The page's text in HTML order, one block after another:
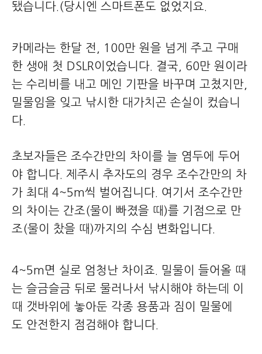
됐습니다.(당시엔 스마트폰도 없었지요.
카메라는 한달 전, 100만 원을 넘게 주고 구매
한 생애 첫 DSLR이었습니다. 결국, 60만 원이라
는 수리비를 내고 메인 기판을 바꾸며 고쳤지만,
밀물임을 잊고 낚시한 대가치곤 손실이 컸습니
다.
초보자들은 조수간만의 차이를 늘 염두에 두어
야 합니다. 제주시 추자도의 경우 조수간만의 차
가 최대 4~5m씩 벌어집니다. 여기서 조수간만
의 차이는 간조(물이 빠졌을 때)를 기점으로 만
조(물이 찼을 때)까지의 수심 변화입니다.
4~5m면 실로 엄청난 차이죠. 밀물이 들어올 때
는 슬금슬금 뒤로 물러나서 낚시해야 하는데 이
때 갯바위에 놓아둔 각종 용품과 짐이 밀물에
도 안전한지 점검해야 합니다.